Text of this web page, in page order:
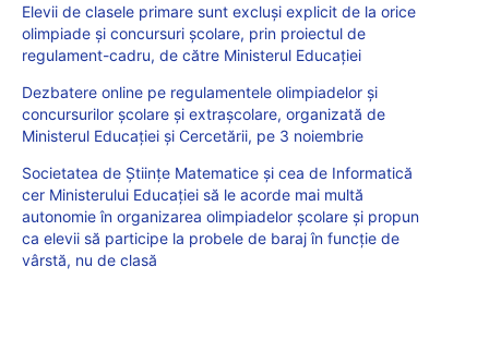
Elevii de clasele primare sunt excluși explicit de la orice
olimpiade și concursuri școlare, prin proiectul de
regulament-cadru, de către Ministerul Educației
Dezbatere online pe regulamentele olimpiadelor și
concursurilor școlare și extrașcolare, organizată de
Ministerul Educației și Cercetării, pe 3 noiembrie
Societatea de Științe Matematice și cea de Informatică
cer Ministerului Educației să le acorde mai multă
autonomie în organizarea olimpiadelor școlare și propun
ca elevii să participe la probele de baraj în funcție de
vârstă, nu de clasă